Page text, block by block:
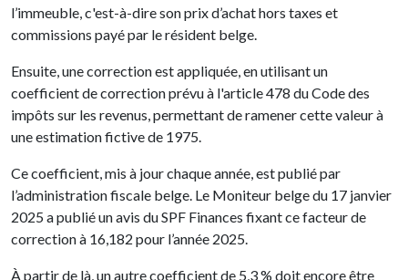
l’immeuble, c'est-à-dire son prix d’achat hors taxes et
commissions payé par le résident belge.
Ensuite, une correction est appliquée, en utilisant un
coefficient de correction prévu à l'article 478 du Code des
impôts sur les revenus, permettant de ramener cette valeur à
une estimation fictive de 1975.
Ce coefficient, mis à jour chaque année, est publié par
l’administration fiscale belge. Le Moniteur belge du 17 janvier
2025 a publié un avis du SPF Finances fixant ce facteur de
correction à 16,182 pour l’année 2025.
À partir de là, un autre coefficient de 5,3 % doit encore être